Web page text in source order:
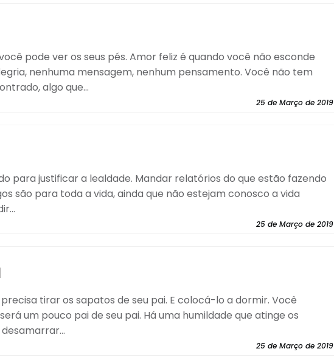
pode ver os seus pés. Amor feliz é quando você não esconde
nenhuma mensagem, nenhum pensamento. Você não tem
algo que...
25 de Março de 2019
para justificar a lealdade. Mandar relatórios do que estão fazendo
são para toda a vida, ainda que não estejam conosco a vida
25 de Março de 2019
tirar os sapatos de seu pai. E colocá-lo a dormir. Você
um pouco pai de seu pai. Há uma humildade que atinge os
25 de Março de 2019